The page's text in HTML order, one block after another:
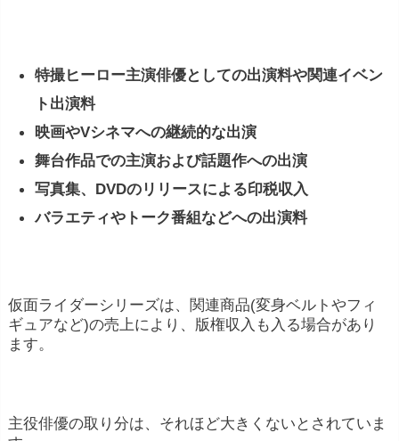
特撮ヒーロー主演俳優としての出演料や関連イベン
ト出演料
映画やVシネマへの継続的な出演
舞台作品での主演および話題作への出演
写真集、DVDのリリースによる印税収入
バラエティやトーク番組などへの出演料
仮面ライダーシリーズは、関連商品(変身ベルトやフィ
ギュアなど)の売上により、版権収入も入る場合があり
ます。
主役俳優の取り分は、それほど大きくないとされていま